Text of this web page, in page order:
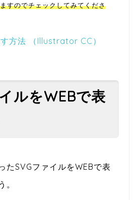
すのでチェックしてみてくださ
方法 （Illustrator CC）
ルをWEBで表
たSVGファイルをWEBで表
。